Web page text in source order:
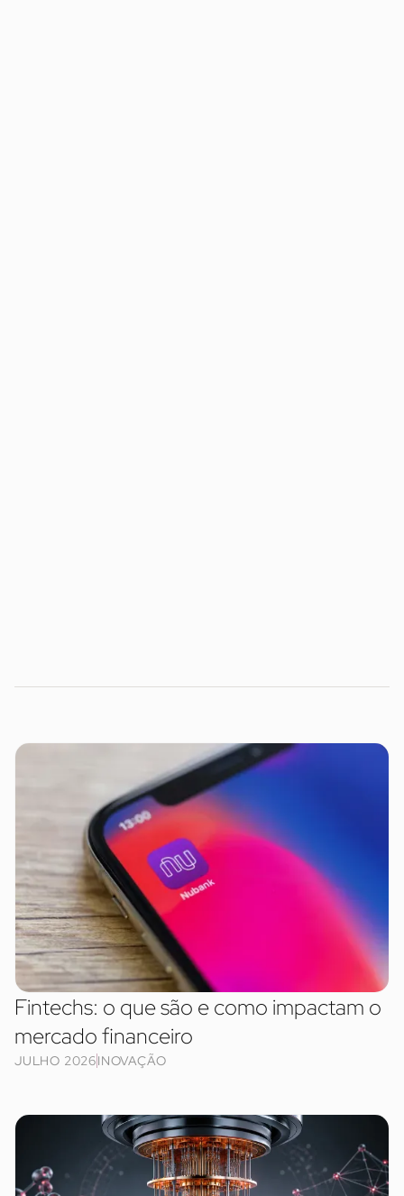
Fintechs: o que são e como impactam o
mercado financeiro
JULHO 2026INOVAÇÃO